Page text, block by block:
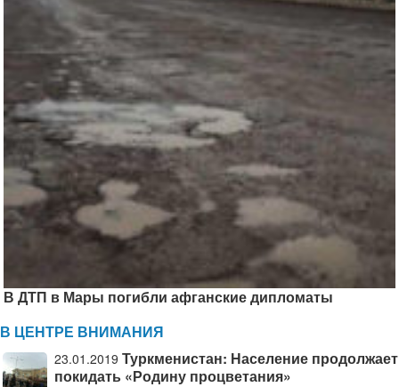
В ДТП в Мары погибли афганские дипломаты
В ЦЕНТРЕ ВНИМАНИЯ
23.01.2019 Туркменистан: Население продолжает
покидать «Родину процветания»